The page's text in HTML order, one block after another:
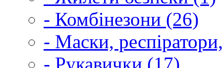
- Комбінезони (26)
- Маски,
- Рукавички (17)